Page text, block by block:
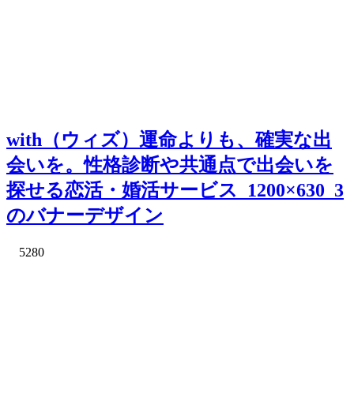
with（ウィズ）運命よりも、確実な出
会いを。性格診断や共通点で出会いを
探せる恋活・婚活サービス_1200×630_3
のバナーデザイン
5280